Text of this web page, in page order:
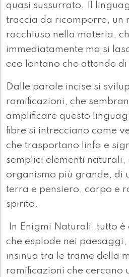
quasi sussurrato. Il
traccia da ricomporre, un
racchiuso nella materia,
immediatamente ma si
eco lontano che attende
Dalle parole incise si
ramificazioni, che
amplificare questo
fibre si intrecciano come
che trasportano linfa e
semplici elementi naturali,
organismo più grande, di
terra e pensiero, corpo e
spirito.
In Enigmi Naturali, tutto è
che esplode nei
insinua tra le trame della
ramificazioni che cercano